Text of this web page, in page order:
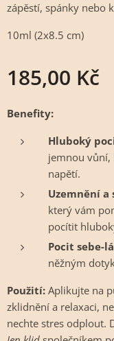
zápěstí, spánky nebo
10ml (2x8.5 cm)
185,00 Kč
Benefity:
Hluboký
jemnou vůní,
napětí.
Uzemnění
který vám
pocítit
Pocit sebe-
něžným
Použití: Aplikujte na
zklidnění a relaxaci,
nechte stres odplout.